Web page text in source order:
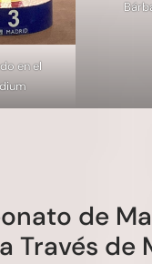
en el
de
Través de